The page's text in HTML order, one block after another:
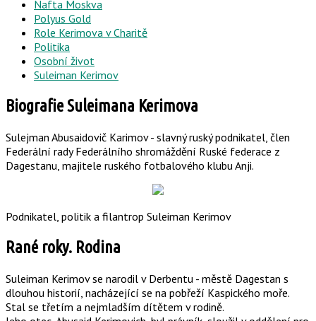
Nafta Moskva
Polyus Gold
Role Kerimova v Charitě
Politika
Osobní život
Suleiman Kerimov
Biografie Suleimana Kerimova
Sulejman Abusaidovič Karimov - slavný ruský podnikatel, člen
Federální rady Federálního shromáždění Ruské federace z
Dagestanu, majitele ruského fotbalového klubu Anji.
Podnikatel, politik a filantrop Suleiman Kerimov
Rané roky. Rodina
Suleiman Kerimov se narodil v Derbentu - městě Dagestan s
dlouhou historií, nacházející se na pobřeží Kaspického moře.
Stal se třetím a nejmladším dítětem v rodině.